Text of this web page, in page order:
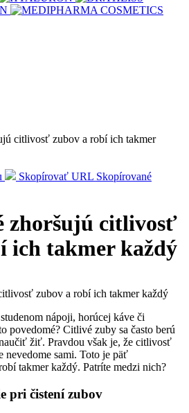
citlivosť zubov a robí ich takmer
Skopírovať URL Skopírované
zhoršujú citlivosť
ich takmer každý
nápoji, horúcej káve či
povedomé? Citlivé zuby sa často berú
žiť. Pravdou však je, že citlivosť
nevedome sami. Toto je päť
takmer každý. Patríte medzi nich?
pri čistení zubov